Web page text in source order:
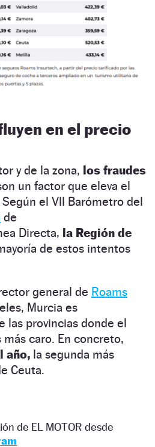
en el precio
y de la zona, los fraudes
un factor que eleva el
el VII Barómetro del
de
Directa, la Región de
de estos intentos
general de Roams
Murcia es
las provincias donde el
caro. En concreto,
año, la segunda más
Ceuta.
de EL MOTOR desde